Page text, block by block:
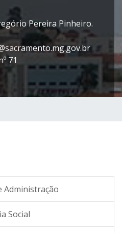
Pereira Pinheiro.
71
Administração
Social